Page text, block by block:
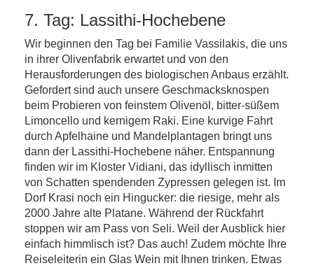
7. Tag: Lassithi-Hochebene
Wir beginnen den Tag bei Familie Vassilakis, die uns
in ihrer Olivenfabrik erwartet und von den
Herausforderungen des biologischen Anbaus erzählt.
Gefordert sind auch unsere Geschmacksknospen
beim Probieren von feinstem Olivenöl, bitter-süßem
Limoncello und kernigem Raki. Eine kurvige Fahrt
durch Apfelhaine und Mandelplantagen bringt uns
dann der Lassithi-Hochebene näher. Entspannung
finden wir im Kloster Vidiani, das idyllisch inmitten
von Schatten spendenden Zypressen gelegen ist. Im
Dorf Krasi noch ein Hingucker: die riesige, mehr als
2000 Jahre alte Platane. Während der Rückfahrt
stoppen wir am Pass von Seli. Weil der Ausblick hier
einfach himmlisch ist? Das auch! Zudem möchte Ihre
Reiseleiterin ein Glas Wein mit Ihnen trinken. Etwas